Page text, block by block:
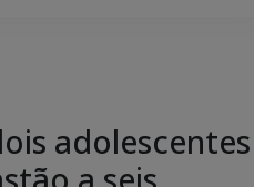
adolescentes